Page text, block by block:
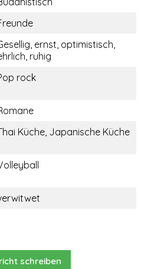
ernst, optimistisch,
ruhig
rock
Küche, Japanische Küche
schreiben